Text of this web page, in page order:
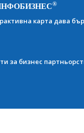
®
карта дава
за бизнес